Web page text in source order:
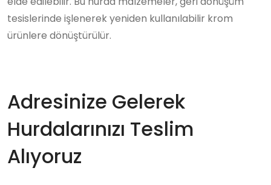
tesislerinde işlenerek yeniden kullanılabilir krom
ürünlere dönüştürülür.
Adresinize Gelerek
Hurdalarınızı Teslim
Alıyoruz